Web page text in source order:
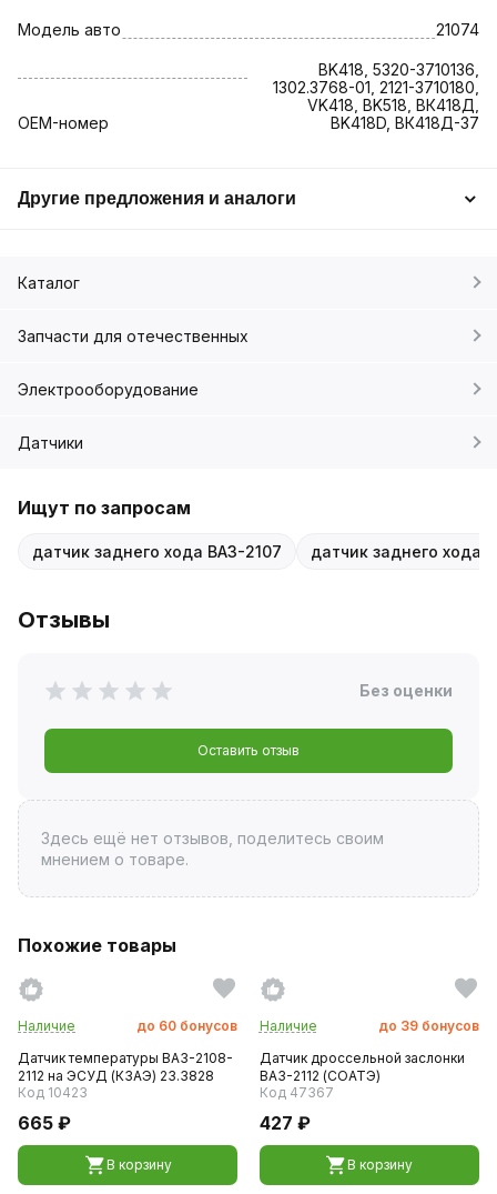
Модель авто 21074
OEM-номер
BK418, 5320-3710136,
1302.3768-01, 2121-3710180,
VK418, BK518, ВК418Д,
BK418D, ВК418Д-37
Другие предложения и аналоги
Каталог
Запчасти для отечественных
Электрооборудование
Датчики
Ищут по запросам
датчик заднего хода ВАЗ-2107 датчик заднего хода
Отзывы
Без оценки
Оставить отзыв
Здесь ещё нет отзывов, поделитесь своим
мнением о товаре.
Похожие товары
Наличие до 60 бонусов
Датчик температуры ВАЗ-2108-
2112 на ЭСУД (КЗАЭ) 23.3828
Код 10423
665 ₽
В корзину
Наличие до 39 бонусов
Датчик дроссельной заслонки
ВАЗ-2112 (СОАТЭ)
Код 47367
427 ₽
В корзину